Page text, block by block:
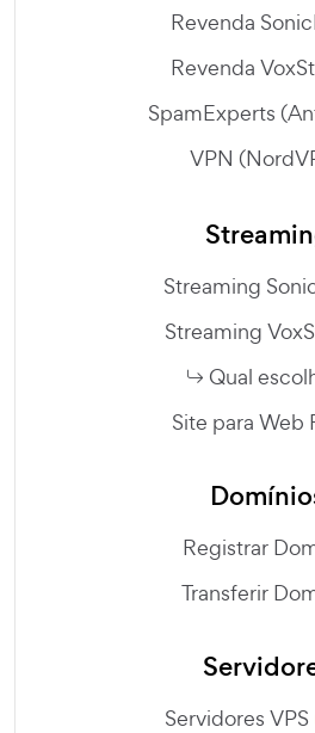
Revenda
Revenda
SpamExperts
VPN
Streaming
Streaming
Qual
Site para Web
Registrar
Transferir
Servidores VPS